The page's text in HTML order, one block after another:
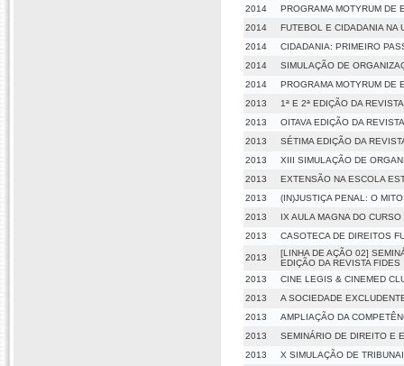
2014
PROGRAMA MOTYRUM DE
2014
FUTEBOL E CIDADANIA NA
2014
CIDADANIA: PRIMEIRO
2014
SIMULAÇÃO DE
2014
PROGRAMA MOTYRUM DE
2013
1ª E 2ª EDIÇÃO DA
2013
OITAVA EDIÇÃO DA
2013
SÉTIMA EDIÇÃO DA
2013
XIII SIMULAÇÃO DE
2013
EXTENSÃO NA ESCOLA
2013
(IN)JUSTIÇA PENAL: O
2013
IX AULA MAGNA DO
2013
CASOTECA DE DIREITOS
2013
[LINHA DE AÇÃO 02]
EDIÇÃO DA REVISTA FIDES
2013
CINE LEGIS & CINEMED
2013
A SOCIEDADE
2013
AMPLIAÇÃO DA
2013
SEMINÁRIO DE DIREITO E
2013
X SIMULAÇÃO DE